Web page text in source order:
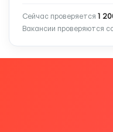
Сейчас проверяется 1
Вакансии проверяются